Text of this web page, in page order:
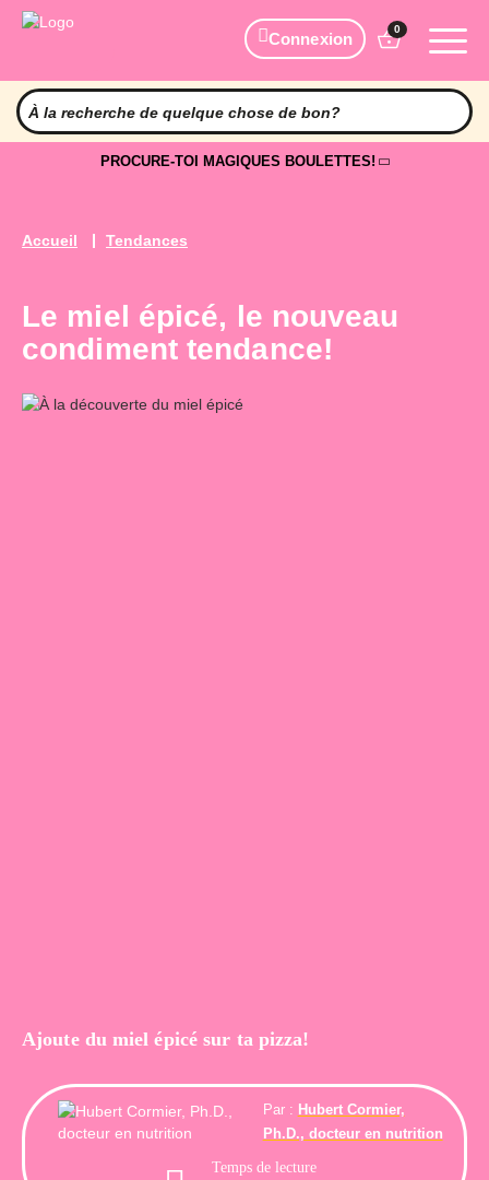
Connexion
0
PROCURE-TOI MAGIQUES BOULETTES!
Accueil Tendances
Le miel épicé, le nouveau
condiment tendance!
Ajoute du miel épicé sur ta pizza!
Par : Hubert Cormier,
Ph.D., docteur en nutrition
Temps de lecture